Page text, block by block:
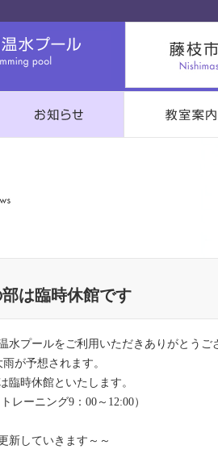
は臨時休館です
水プールをご利用いただきありがとうご
が予想されます。
臨時休館といたします。
レーニング9：00～12:00）
新していきます～～